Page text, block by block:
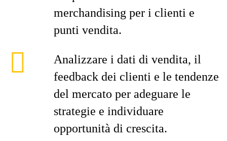
merchandising per i clienti e
punti vendita.
Analizzare i dati di vendita, il
feedback dei clienti e le tendenze
del mercato per adeguare le
strategie e individuare
opportunità di crescita.